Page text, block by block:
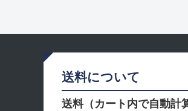
送料について
送料（カート内で自動計